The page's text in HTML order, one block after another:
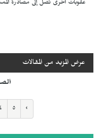
عقوبات أخرى تصل إلى مصادرة
عرض المزيد من المقالات
٤ ٥ ›